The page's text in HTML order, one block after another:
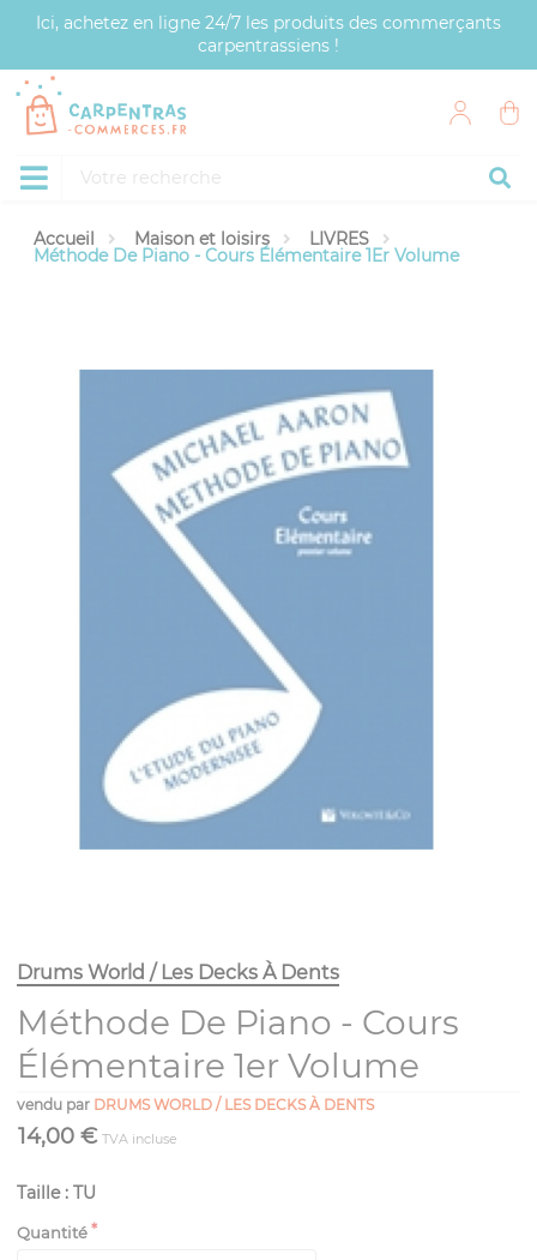
Ici, achetez en ligne 24/7 les produits des commerçants
carpentrassiens !
Accueil Maison et loisirs LIVRES
Méthode De Piano - Cours Élémentaire 1Er Volume
Drums World / Les Decks À Dents
Méthode De Piano - Cours
Élémentaire 1er Volume
vendu par DRUMS WORLD / LES DECKS À DENTS
14,00 € TVA incluse
Taille : TU
Quantité
Panneau de gestion des cookies